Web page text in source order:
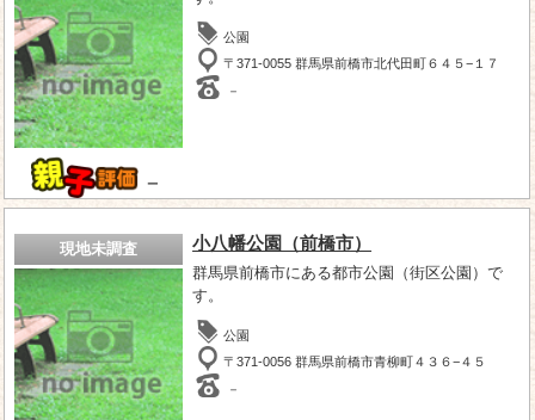
－
公園
〒371-0055 群馬県前橋市北代田町６４５−１７
－
現地未調査 小八幡公園（前橋市）
群馬県前橋市にある都市公園（街区公園）で
す。
公園
〒371-0056 群馬県前橋市青柳町４３６−４５
－